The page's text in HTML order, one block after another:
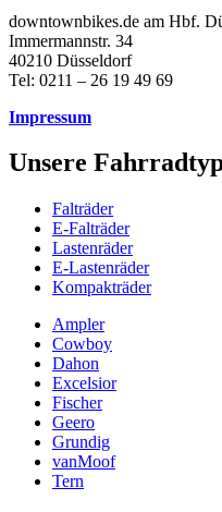
downtownbikes.de am Hbf.
Immermannstr. 34
40210 Düsseldorf
Tel: 0211 – 26 19 49 69
Impressum
Unsere
Falträder
E-Falträder
Lastenräder
E-Lastenräder
Kompakträder
Ampler
Cowboy
Dahon
Excelsior
Fischer
Geero
Grundig
vanMoof
Tern